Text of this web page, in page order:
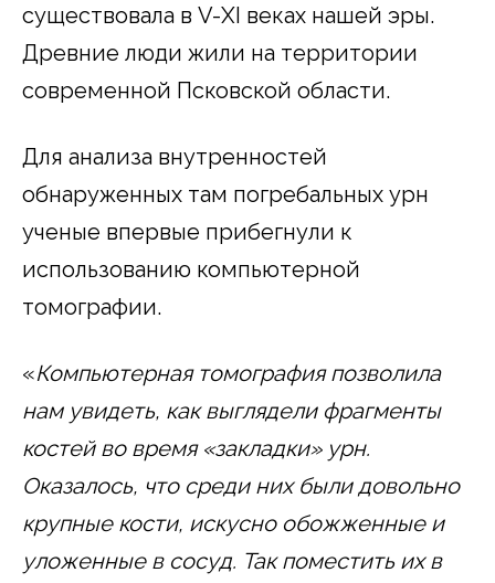
существовала в V-XI веках нашей эры.
Древние люди жили на территории
современной Псковской области.
Для анализа внутренностей
обнаруженных там погребальных урн
ученые впервые прибегнули к
использованию компьютерной
томографии.
«Компьютерная томография позволила
нам увидеть, как выглядели фрагменты
костей во время «закладки» урн.
Оказалось, что среди них были довольно
крупные кости, искусно обожженные и
уложенные в сосуд. Так поместить их в